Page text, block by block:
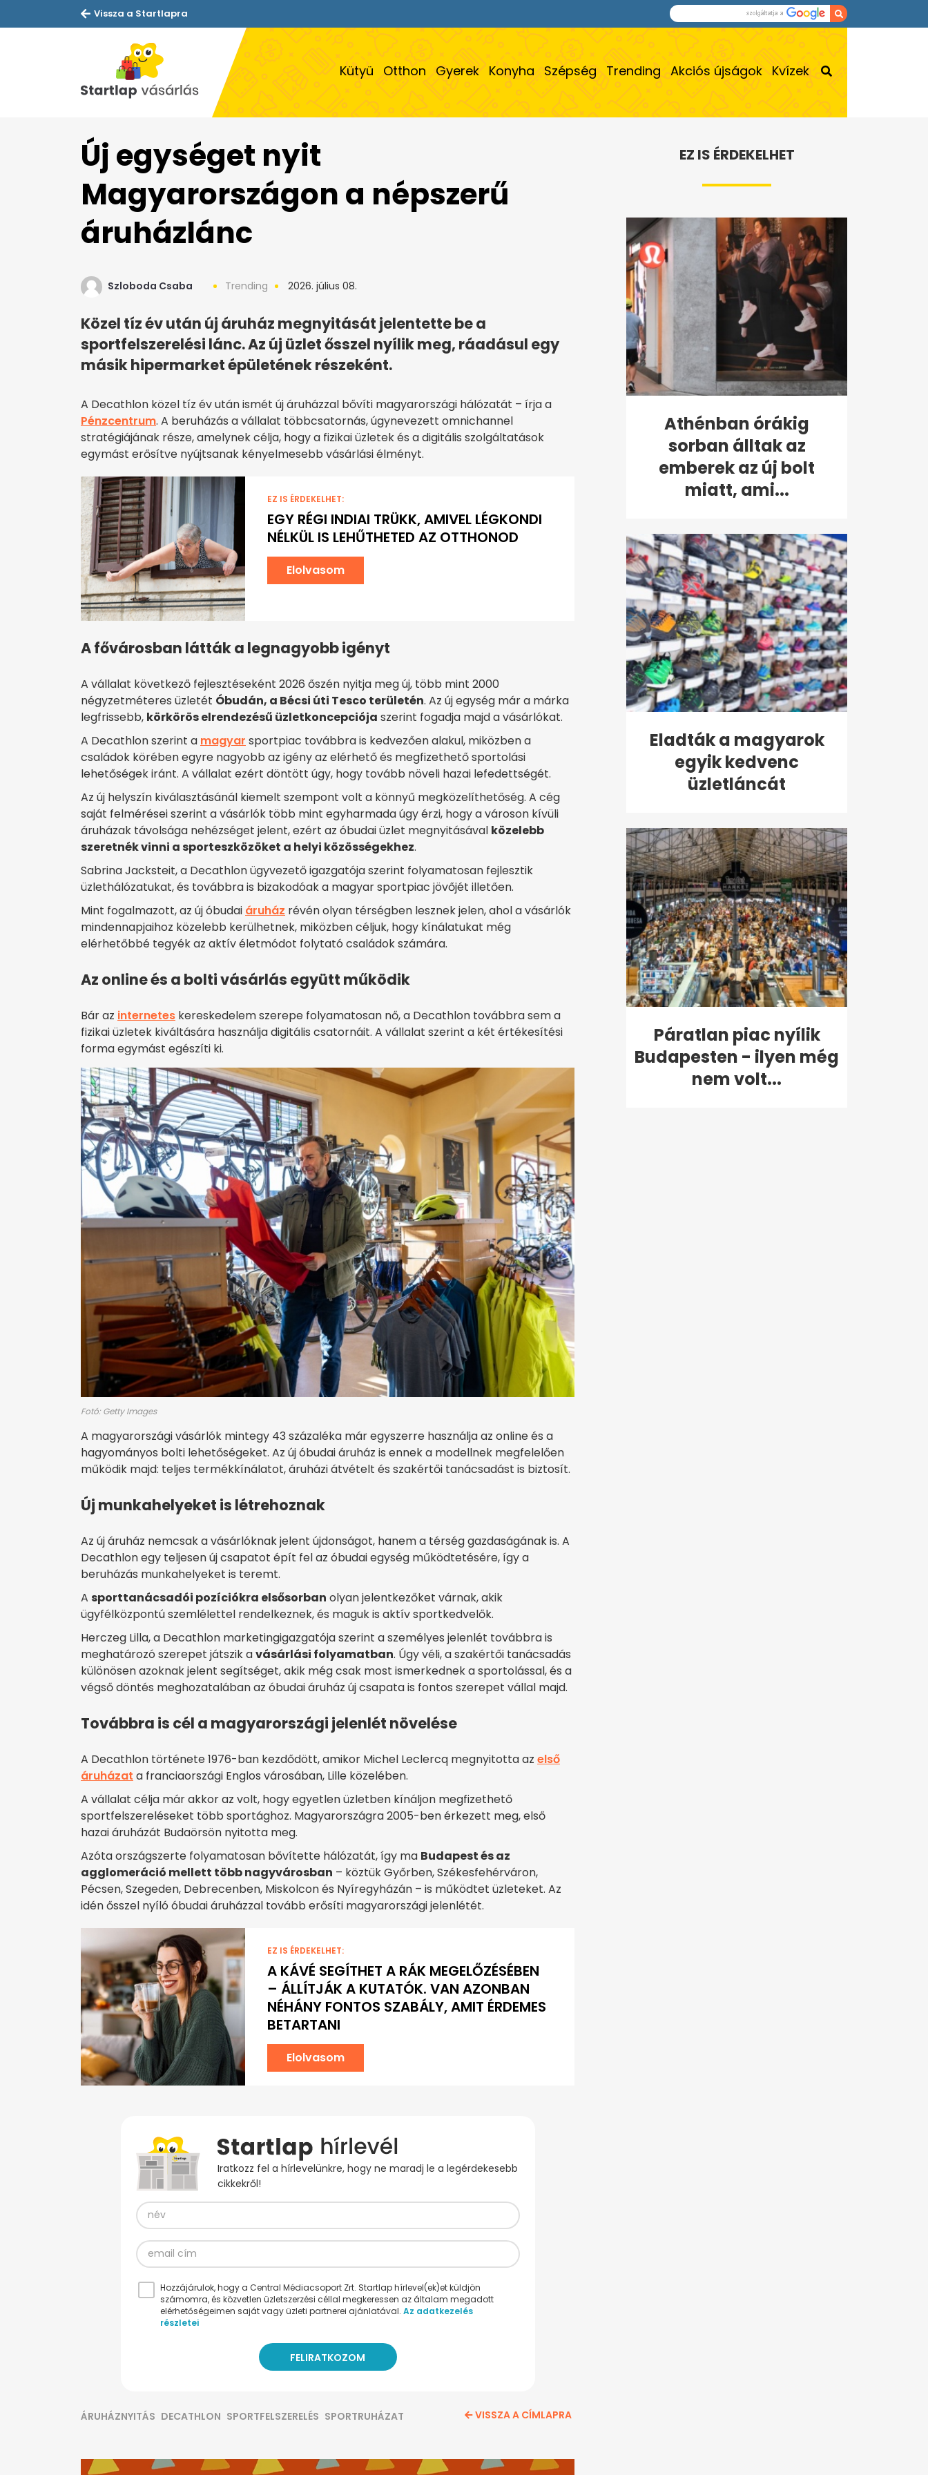
Vissza a Startlapra
Kütyü Otthon Gyerek Konyha Szépség Trending Akciós újságok Kvízek
Új egységet nyit
Magyarországon a népszerű
áruházlánc
Szloboda Csaba Trending 2026. július 08.
Közel tíz év után új áruház megnyitását jelentette be a
sportfelszerelési lánc. Az új üzlet ősszel nyílik meg, ráadásul egy
másik hipermarket épületének részeként.
A Decathlon közel tíz év után ismét új áruházzal bővíti magyarországi hálózatát – írja a
Pénzcentrum. A beruházás a vállalat többcsatornás, úgynevezett omnichannel
stratégiájának része, amelynek célja, hogy a fizikai üzletek és a digitális szolgáltatások
egymást erősítve nyújtsanak kényelmesebb vásárlási élményt.
EZ IS ÉRDEKELHET:
EGY RÉGI INDIAI TRÜKK, AMIVEL LÉGKONDI
NÉLKÜL IS LEHŰTHETED AZ OTTHONOD
Elolvasom
A fővárosban látták a legnagyobb igényt
A vállalat következő fejlesztéseként 2026 őszén nyitja meg új, több mint 2000
négyzetméteres üzletét Óbudán, a Bécsi úti Tesco területén. Az új egység már a márka
legfrissebb, körkörös elrendezésű üzletkoncepciója szerint fogadja majd a vásárlókat.
A Decathlon szerint a magyar sportpiac továbbra is kedvezően alakul, miközben a
családok körében egyre nagyobb az igény az elérhető és megfizethető sportolási
lehetőségek iránt. A vállalat ezért döntött úgy, hogy tovább növeli hazai lefedettségét.
Az új helyszín kiválasztásánál kiemelt szempont volt a könnyű megközelíthetőség. A cég
saját felmérései szerint a vásárlók több mint egyharmada úgy érzi, hogy a városon kívüli
áruházak távolsága nehézséget jelent, ezért az óbudai üzlet megnyitásával közelebb
szeretnék vinni a sporteszközöket a helyi közösségekhez.
Sabrina Jacksteit, a Decathlon ügyvezető igazgatója szerint folyamatosan fejlesztik
üzlethálózatukat, és továbbra is bizakodóak a magyar sportpiac jövőjét illetően.
Mint fogalmazott, az új óbudai áruház révén olyan térségben lesznek jelen, ahol a vásárlók
mindennapjaihoz közelebb kerülhetnek, miközben céljuk, hogy kínálatukat még
elérhetőbbé tegyék az aktív életmódot folytató családok számára.
Az online és a bolti vásárlás együtt működik
Bár az internetes kereskedelem szerepe folyamatosan nő, a Decathlon továbbra sem a
fizikai üzletek kiváltására használja digitális csatornáit. A vállalat szerint a két értékesítési
forma egymást egészíti ki.
Fotó: Getty Images
A magyarországi vásárlók mintegy 43 százaléka már egyszerre használja az online és a
hagyományos bolti lehetőségeket. Az új óbudai áruház is ennek a modellnek megfelelően
működik majd: teljes termékkínálatot, áruházi átvételt és szakértői tanácsadást is biztosít.
Új munkahelyeket is létrehoznak
Az új áruház nemcsak a vásárlóknak jelent újdonságot, hanem a térség gazdaságának is. A
Decathlon egy teljesen új csapatot épít fel az óbudai egység működtetésére, így a
beruházás munkahelyeket is teremt.
A sporttanácsadói pozíciókra elsősorban olyan jelentkezőket várnak, akik
ügyfélközpontú szemlélettel rendelkeznek, és maguk is aktív sportkedvelők.
Herczeg Lilla, a Decathlon marketingigazgatója szerint a személyes jelenlét továbbra is
meghatározó szerepet játszik avásárlási folyamatban. Úgy véli, a szakértői tanácsadás
különösen azoknak jelent segítséget, akik még csak most ismerkednek a sportolással, és a
végső döntés meghozatalában az óbudai áruház új csapata is fontos szerepet vállal majd.
Továbbra is cél a magyarországi jelenlét növelése
A Decathlon története 1976-ban kezdődött, amikor Michel Leclercq megnyitotta az első
áruházat a franciaországi Englos városában, Lille közelében.
A vállalat célja már akkor az volt, hogy egyetlen üzletben kínáljon megfizethető
sportfelszereléseket több sportághoz. Magyarországra 2005-ben érkezett meg, első
hazai áruházát Budaörsön nyitotta meg.
Azóta országszerte folyamatosan bővítette hálózatát, így ma Budapest és az
agglomeráció mellett több nagyvárosban – köztük Győrben, Székesfehérváron,
Pécsen, Szegeden, Debrecenben, Miskolcon és Nyíregyházán – is működtet üzleteket. Az
idén ősszel nyíló óbudai áruházzal tovább erősíti magyarországi jelenlétét.
EZ IS ÉRDEKELHET:
A KÁVÉ SEGÍTHET A RÁK MEGELŐZÉSÉBEN
– ÁLLÍTJÁK A KUTATÓK. VAN AZONBAN
NÉHÁNY FONTOS SZABÁLY, AMIT ÉRDEMES
BETARTANI
Elolvasom
Iratkozz fel a hírlevelünkre, hogy ne maradj le a legérdekesebb
cikkekről!
Hozzájárulok, hogy a Central Médiacsoport Zrt. Startlap hírlevel(ek)et küldjön
számomra, és közvetlen üzletszerzési céllal megkeressen az általam megadott
elérhetőségeimen saját vagy üzleti partnerei ajánlatával. Az adatkezelés
részletei
ÁRUHÁZNYITÁS DECATHLON SPORTFELSZERELÉS SPORTRUHÁZAT VISSZA A CÍMLAPRA
EZ IS ÉRDEKELHET
Athénban órákig
sorban álltak az
emberek az új bolt
miatt, ami...
Eladták a magyarok
egyik kedvenc
üzletláncát
Páratlan piac nyílik
Budapesten - ilyen még
nem volt...